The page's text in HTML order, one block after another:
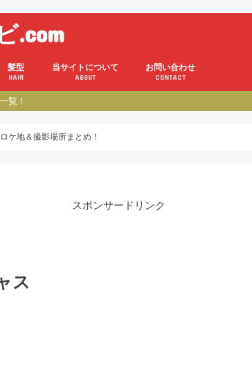
.com
髪型
HAIR
当サイトについて
ABOUT
お問い合わせ
CONTACT
覧！
ケ地＆撮影場所まとめ！
ス
スポンサードリンク